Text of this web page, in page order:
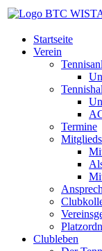
Startseite
Verein
Termine
Clubleben